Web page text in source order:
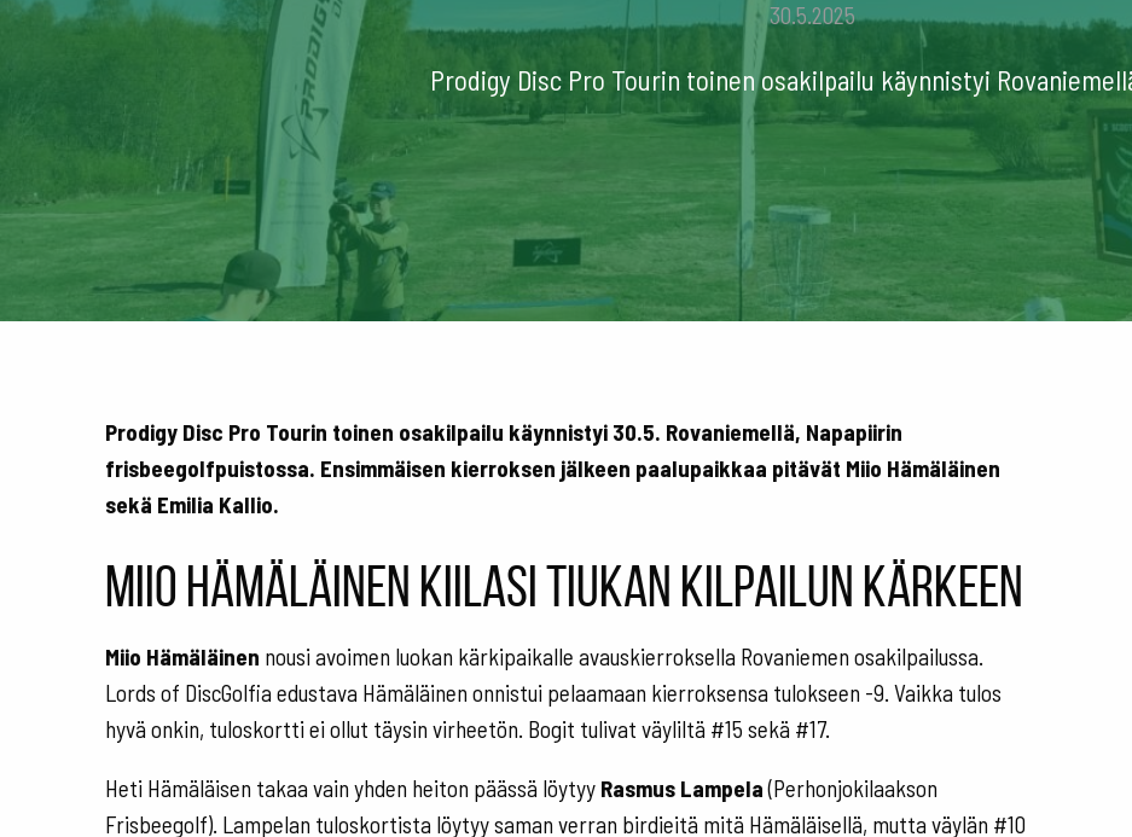
30.5.2025
Prodigy Disc Pro Tourin toinen osakilpailu käynnistyi
Prodigy Disc Pro Tourin toinen osakilpailu käynnistyi 30.5. Rovaniemellä, Napapiirin
frisbeegolfpuistossa. Ensimmäisen kierroksen jälkeen paalupaikkaa pitävät Miio Hämäläinen
sekä Emilia Kallio.
Miio Hämäläinen kiilasi tiukan kilpailun kärkeen
Miio Hämäläinen nousi avoimen luokan kärkipaikalle avauskierroksella Rovaniemen osakilpailussa.
Lords of DiscGolfia edustava Hämäläinen onnistui pelaamaan kierroksensa tulokseen -9. Vaikka tulos
hyvä onkin, tuloskortti ei ollut täysin virheetön. Bogit tulivat väyliltä #15 sekä #17.
Heti Hämäläisen takaa vain yhden heiton päässä löytyy Rasmus Lampela(Perhonjokilaakson
Frisbeegolf). Lampelan tuloskortista löytyy saman verran birdieitä mitä Hämäläisellä, mutta väylän #10